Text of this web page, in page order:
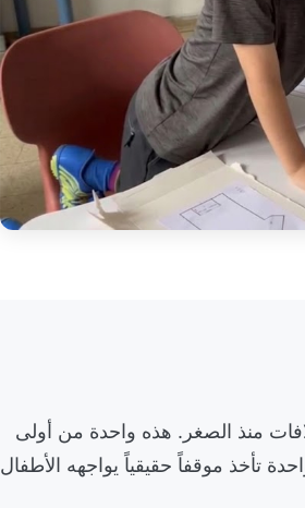
منذ الصغر. هذه واحدة من أولى
تأخذ موقفاً حقيقياً يواجهه الأطفال